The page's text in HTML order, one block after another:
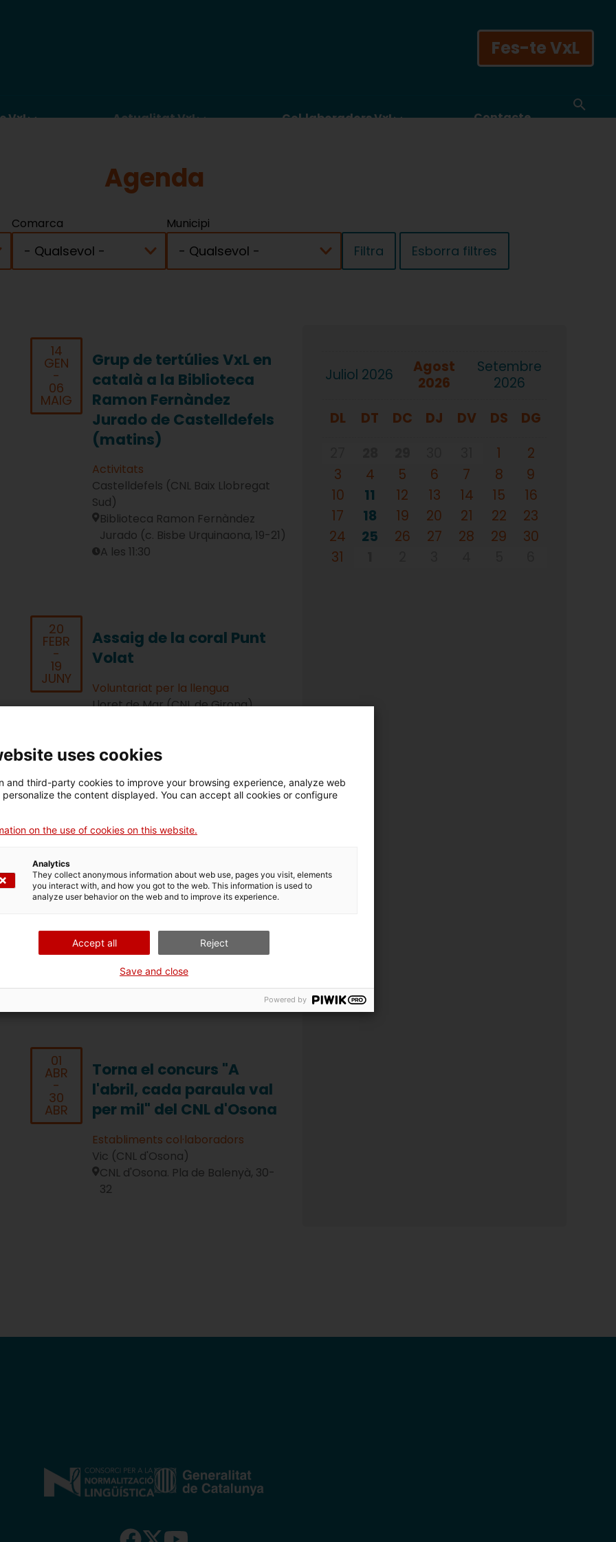
Fes-te VxL
VxL Actualitat VxL Col·laboradors VxL Contacte
Agenda
Comarca Municipi
14
GEN
-
06
MAIG
Grup de tertúlies VxL en
català a la Biblioteca
Ramon Fernàndez
Jurado de Castelldefels
(matins)
Activitats
Castelldefels (CNL Baix Llobregat
Sud)
Biblioteca Ramon Fernàndez
Jurado (c. Bisbe Urquinaona, 19-21)
A les 11:30
20
FEBR
-
19
JUNY
Assaig de la coral Punt
Volat
Voluntariat per la llengua
Lloret de Mar (CNL de Girona)
A les 10:00
04
-
08
ABR
col·laboradors del VxL a
Girona
Activitats
Girona (CNL de Girona)
01
ABR
-
30
ABR
Torna el concurs "A
l'abril, cada paraula val
per mil" del CNL d'Osona
Establiments col·laboradors
Vic (CNL d'Osona)
CNL d'Osona. Pla de Balenyà, 30-
32
juliol 2026
agost
2026
setembre
2026
DL
DT DC DJ DV DS
DG
1
2
3
4 5 6 7 8
9
10
11 12 13 14 15
16
17
18 19 20 21 22
23
24
25 26 27 28 29
30
31
uses cookies
and third-party cookies to improve your browsing experience, analyze web
the content displayed. You can accept all cookies or configure
on the use of cookies on this website.
Analytics
They collect anonymous information about web use, pages you visit, elements
you interact with, and how you got to the web. This information is used to
analyze user behavior on the web and to improve its experience.
Accept all Reject
Save and close
Powered by